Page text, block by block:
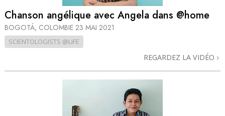
Chanson angélique avec Angela dans @home
BOGOTÁ, COLOMBIE 23 MAI 2021
SCIENTOLOGISTS @LIFE
REGARDEZ LA VIDÉO